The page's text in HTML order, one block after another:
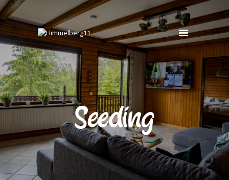
Seeding
HIMMELBERG11
Ferienwohnung
START
OBERGESCHOSS
UNTERGESCHOSS
BUCHEN
KONTAKT